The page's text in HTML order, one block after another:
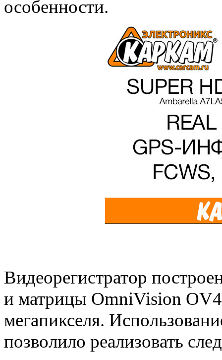
особенности.
Видеорегистратор
и матрицы OmniVision
мегапикселя.
позволило реализовать